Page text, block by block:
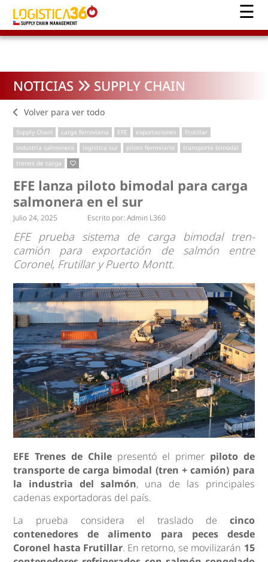
NOTICIAS SUPPLY CHAIN
Volver para ver todo
Supply Chain carga ferroviaria EFE exportaciones
Frutillar
industria salmonera
logística sur piloto ferroviario
transporte bimodal
trenes de carga
EFE lanza piloto bimodal para carga
salmonera en el sur
Julio 24, 2025 Escrito por: Admin L360
EFE prueba sistema de carga bimodal tren-
camión para exportación de salmón entre
Coronel, Frutillar y Puerto Montt.
EFE Trenes de Chile presentó el primer piloto de
transporte de carga bimodal (tren + camión) para
la industria del salmón, una de las principales
cadenas exportadoras del país.
La prueba considera el traslado de cinco
contenedores de alimento para peces desde
Coronel hasta Frutillar. En retorno, se movilizarán 15